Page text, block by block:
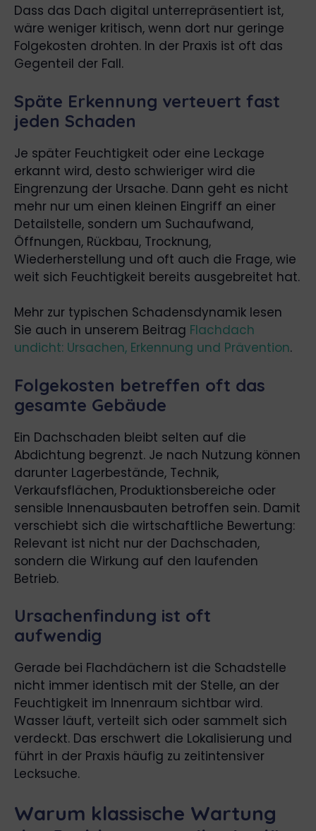
Dass das Dach digital unterrepräsentiert ist,
wäre weniger kritisch, wenn dort nur geringe
Folgekosten drohten. In der Praxis ist oft das
Gegenteil der Fall.
Späte Erkennung verteuert fast
jeden Schaden
Je später Feuchtigkeit oder eine Leckage
erkannt wird, desto schwieriger wird die
Eingrenzung der Ursache. Dann geht es nicht
mehr nur um einen kleinen Eingriff an einer
Detailstelle, sondern um Suchaufwand,
Öffnungen, Rückbau, Trocknung,
Wiederherstellung und oft auch die Frage, wie
weit sich Feuchtigkeit bereits ausgebreitet hat.
Mehr zur typischen Schadensdynamik lesen
Sie auch in unserem Beitrag Flachdach
undicht: Ursachen, Erkennung und Prävention.
Folgekosten betreffen oft das
gesamte Gebäude
Ein Dachschaden bleibt selten auf die
Abdichtung begrenzt. Je nach Nutzung können
darunter Lagerbestände, Technik,
Verkaufsflächen, Produktionsbereiche oder
sensible Innenausbauten betroffen sein. Damit
verschiebt sich die wirtschaftliche Bewertung:
Relevant ist nicht nur der Dachschaden,
sondern die Wirkung auf den laufenden
Betrieb.
Ursachenfindung ist oft
aufwendig
Gerade bei Flachdächern ist die Schadstelle
nicht immer identisch mit der Stelle, an der
Feuchtigkeit im Innenraum sichtbar wird.
Wasser läuft, verteilt sich oder sammelt sich
verdeckt. Das erschwert die Lokalisierung und
führt in der Praxis häufig zu zeitintensiver
Lecksuche.
Warum klassische Wartung